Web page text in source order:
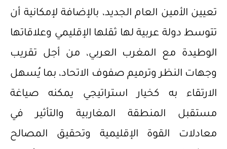
تعيين الأمين العام الجديد، بالإضافة لإمكانية أن
تتوسط دولة عربية لها ثقلها الإقليمي وعلاقاتها
الوطيدة مع المغرب العربي، من أجل تقريب
وجهات النظر وترميم صفوف الاتحاد، بما يُسهل
الارتقاء به كخيار استراتيجي يمكنه صياغة
مستقبل المنطقة المغاربية والتأثير في
معادلات القوة الإقليمية وتحقيق المصالح